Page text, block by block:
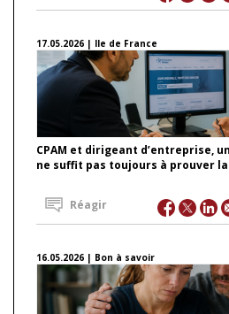
17.05.2026 | Ile de France
CPAM et dirigeant d’entreprise,
ne suffit pas toujours à prouver
Réagir
16.05.2026 | Bon à savoir